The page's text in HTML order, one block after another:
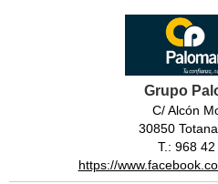
Grupo
C/ Alcón
30850
T.: 968
https://